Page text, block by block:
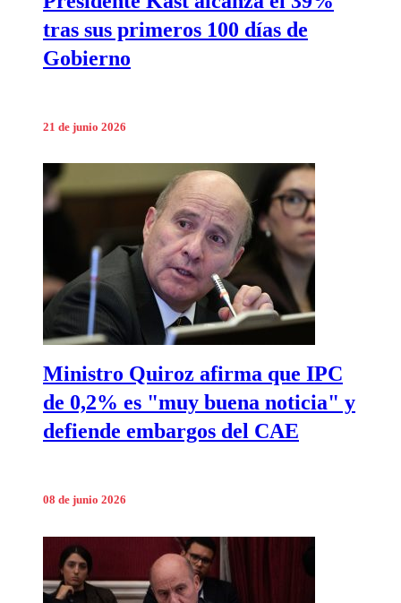
tras sus primeros 100 días de
Gobierno
21 de junio 2026
Ministro Quiroz afirma que IPC
de 0,2% es "muy buena noticia" y
defiende embargos del CAE
08 de junio 2026